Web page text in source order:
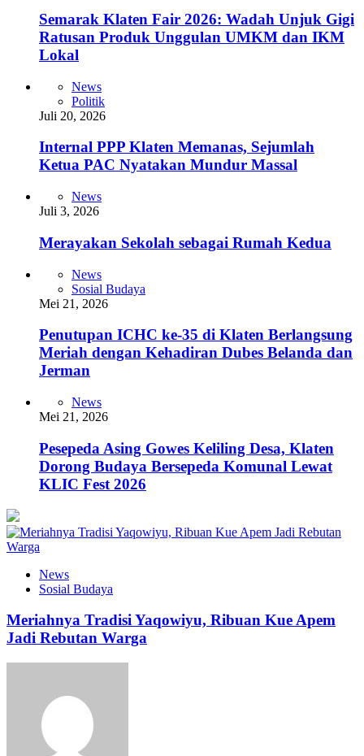
Semarak Klaten Fair 2026: Wadah Unjuk Gigi
Ratusan Produk Unggulan UMKM dan IKM
Lokal
News
Politik
Juli 20, 2026
Internal PPP Klaten Memanas, Sejumlah
Ketua PAC Nyatakan Mundur Massal
News
Juli 3, 2026
Merayakan Sekolah sebagai Rumah Kedua
News
Sosial Budaya
Mei 21, 2026
Penutupan ICHC ke-35 di Klaten Berlangsung
Meriah dengan Kehadiran Dubes Belanda dan
Jerman
News
Mei 21, 2026
Pesepeda Asing Gowes Keliling Desa, Klaten
Dorong Budaya Bersepeda Komunal Lewat
KLIC Fest 2026
News
Sosial Budaya
Meriahnya Tradisi Yaqowiyu, Ribuan Kue Apem
Jadi Rebutan Warga